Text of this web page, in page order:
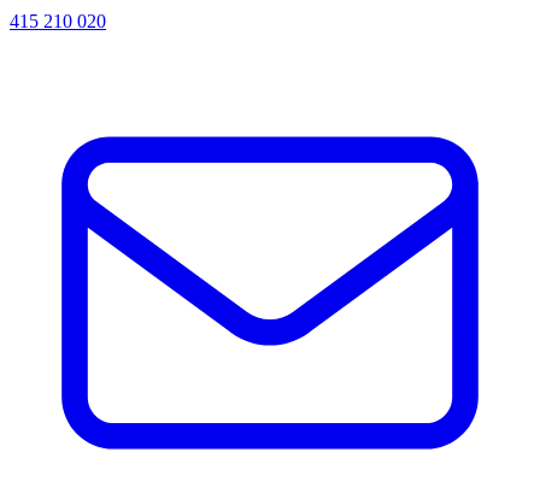
415 210 020